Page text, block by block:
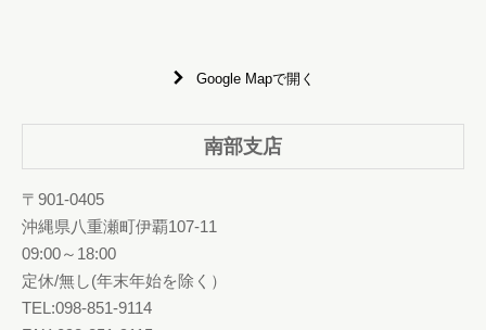
Google Mapで開く
南部支店
〒901-0405
沖縄県八重瀬町伊覇107-11
09:00～18:00
定休/無し(年末年始を除く）
TEL:098-851-9114